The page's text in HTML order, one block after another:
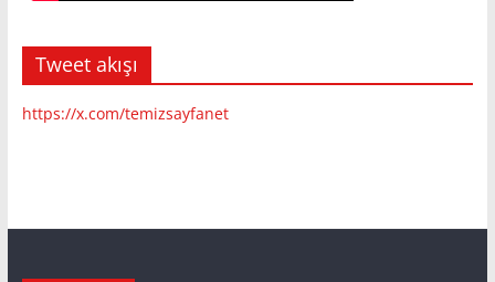
Tweet akışı
https://x.com/temizsayfanet